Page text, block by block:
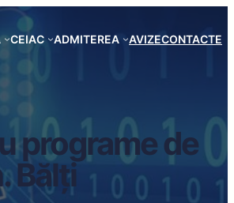
CEIAC ADMITEREA AVIZECONTACTE
programe de
Bălți